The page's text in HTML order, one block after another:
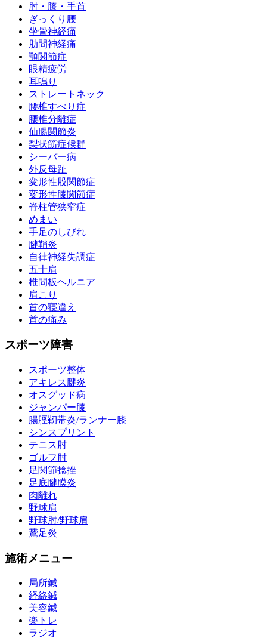
肘・膝・手首
ぎっくり腰
坐骨神経痛
肋間神経痛
顎関節症
眼精疲労
耳鳴り
ストレートネック
腰椎すべり症
腰椎分離症
仙腸関節炎
梨状筋症候群
シーバー病
外反母趾
変形性股関節症
変形性膝関節症
脊柱管狭窄症
めまい
手足のしびれ
腱鞘炎
自律神経失調症
五十肩
椎間板ヘルニア
肩こり
首の寝違え
首の痛み
スポーツ障害
スポーツ整体
アキレス腱炎
オスグッド病
ジャンパー膝
腸脛靭帯炎/ランナー膝
シンスプリント
テニス肘
ゴルフ肘
足関節捻挫
足底腱膜炎
肉離れ
野球肩
野球肘/野球肩
鵞足炎
施術メニュー
局所鍼
経絡鍼
美容鍼
楽トレ
ラジオ